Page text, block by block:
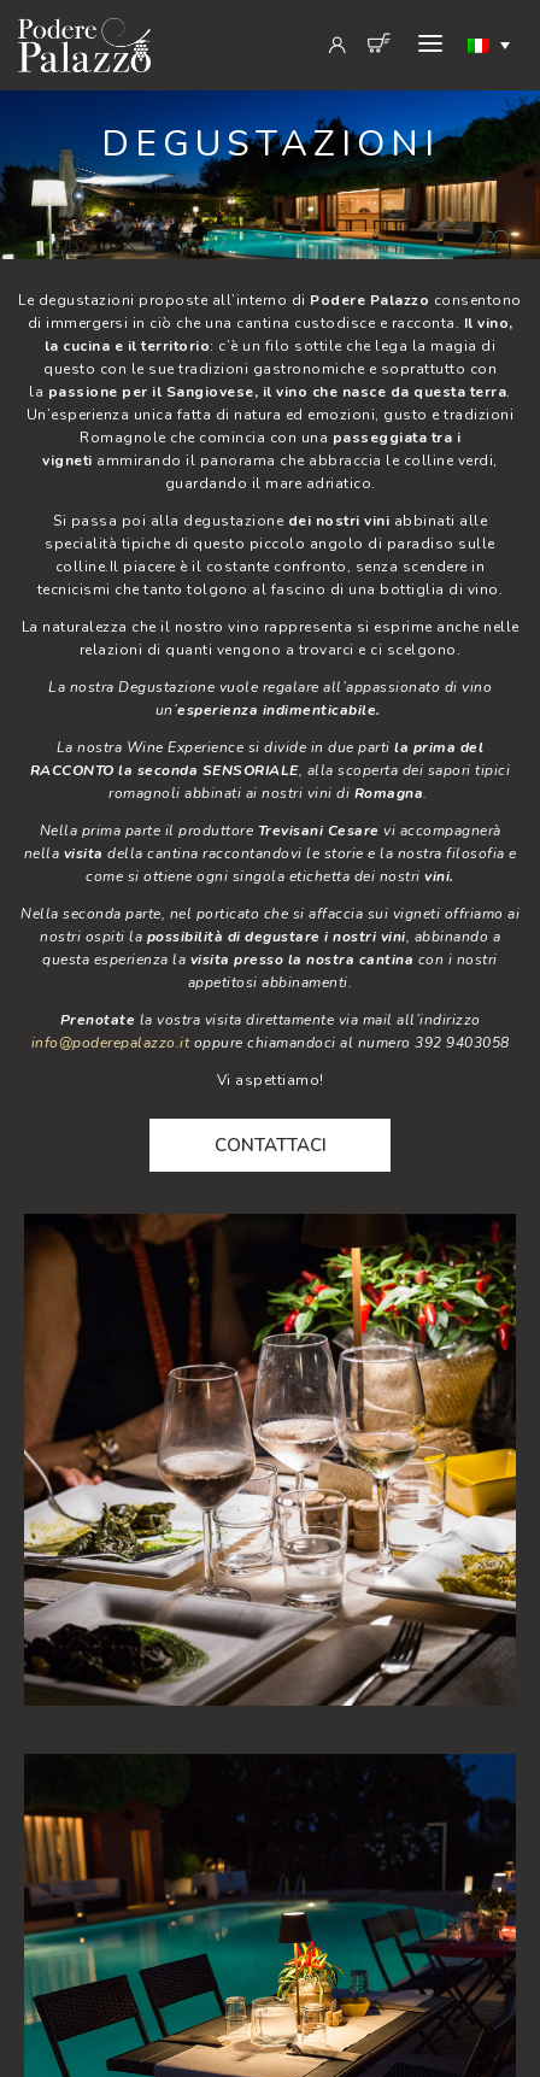
DEGUSTAZIONI
Le degustazioni proposte all’interno di Podere Palazzo consentono
di immergersi in ciò che una cantina custodisce e racconta. Il vino,
la cucina e il territorio: c’è un filo sottile che lega la magia di
questo con le sue tradizioni gastronomiche e soprattutto con
la passione per il Sangiovese, il vino che nasce da questa terra.
Un’esperienza unica fatta di natura ed emozioni, gusto e tradizioni
Romagnole che comincia con una passeggiata tra i
vigneti ammirando il panorama che abbraccia le colline verdi,
guardando il mare adriatico.
Si passa poi alla degustazione dei nostri vini abbinati alle
specialità tipiche di questo piccolo angolo di paradiso sulle
colline.Il piacere è il costante confronto, senza scendere in
tecnicismi che tanto tolgono al fascino di una bottiglia di vino.
La naturalezza che il nostro vino rappresenta si esprime anche nelle
relazioni di quanti vengono a trovarci e ci scelgono.
La nostra Degustazione vuole regalare all’appassionato di vino
un’esperienza indimenticabile.
La nostra Wine Experience si divide in due partila prima del
RACCONTO la seconda SENSORIALE, alla scoperta dei sapori tipici
romagnoli abbinati ai nostri vini di Romagna.
Nella prima parte il produttore Trevisani Cesare vi accompagnerà
nella visita della cantina raccontandovi le storie e la nostra filosofia e
come si ottiene ogni singola etichetta dei nostrivini.
Nella seconda parte, nel porticato che si affaccia sui vigneti offriamo ai
nostri ospiti la possibilità di degustare i nostri vini, abbinando a
questa esperienza la visita presso la nostra cantina con i nostri
appetitosi abbinamenti.
Prenotate la vostra visita direttamente via mail all’indirizzo
info@poderepalazzo.itoppure chiamandoci al numero 392 9403058
Vi aspettiamo!
CONTATTACI